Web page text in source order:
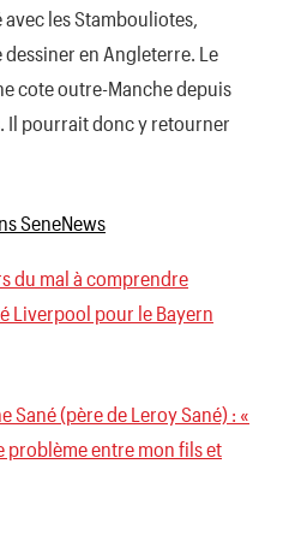
avec les Stambouliotes,
dessiner en Angleterre. Le
cote outre-Manche depuis
Il pourrait donc y retourner
du mal à comprendre
Liverpool pour le Bayern
Sané (père de Leroy Sané) : «
problème entre mon fils et